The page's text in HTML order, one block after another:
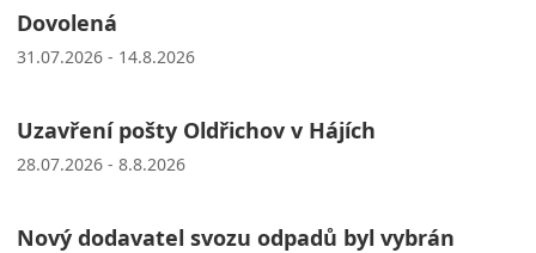
Dovolená
31.07.2026 - 14.8.2026
Uzavření pošty Oldřichov v Hájích
28.07.2026 - 8.8.2026
Nový dodavatel svozu odpadů byl vybrán